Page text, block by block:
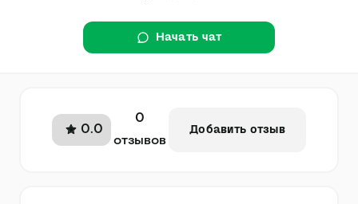
Начать чат
0.0
0
отзывов
Добавить отзыв